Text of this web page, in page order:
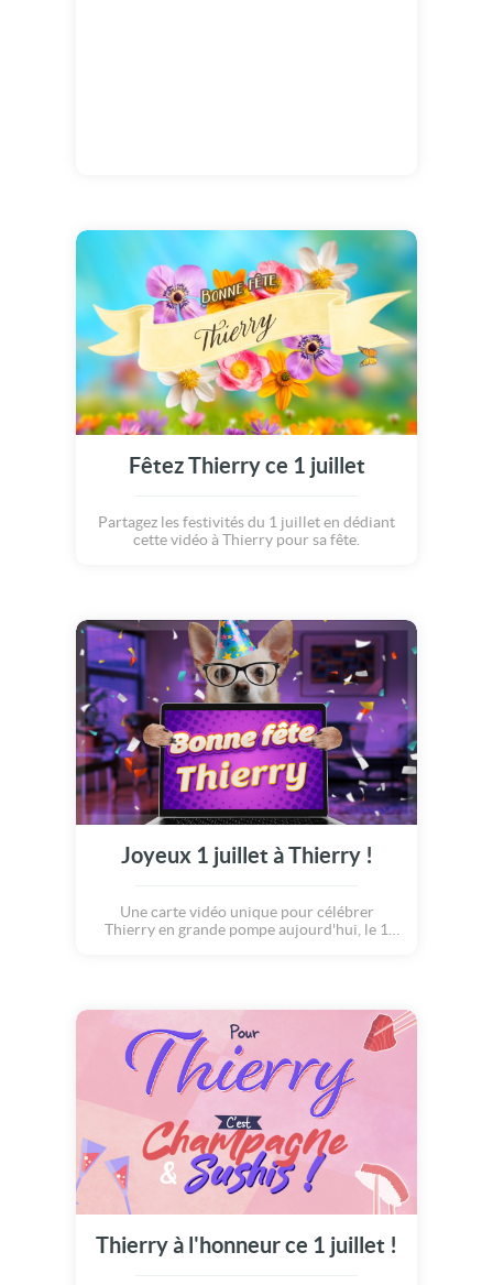
Fêtez Thierry ce 1 juillet
Partagez les festivités du 1 juillet en dédiant
cette vidéo à Thierry pour sa fête.
Joyeux 1 juillet à Thierry !
Une carte vidéo unique pour célébrer
Thierry en grande pompe aujourd'hui, le 1
Thierry à l'honneur ce 1 juillet !